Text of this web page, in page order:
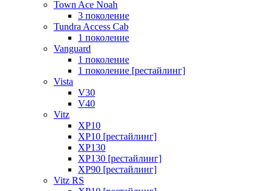
Town Ace Noah
3 поколение
Tundra Access Cab
1 поколение
Vanguard
1 поколение
1 поколение [рестайлинг]
Vista
V30
V40
Vitz
XP10
XP10 [рестайлинг]
XP130
XP130 [рестайлинг]
XP90 [рестайлинг]
Vitz RS